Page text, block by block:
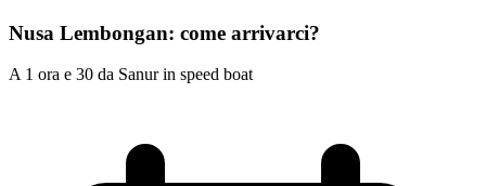
Nusa Lembongan: come arrivarci?
A 1 ora e 30 da Sanur in speed boat